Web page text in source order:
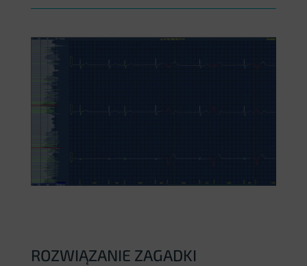
ROZWIĄZANIE ZAGADKI